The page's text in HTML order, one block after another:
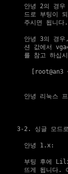
안녕 2의 경우
드로 부팅이
    주시면 됩니다.
안녕 3의 경
션 값에서
를 참고 하십
[root@an3
안녕 리눅스
3-2. 싱글 모드
    안녕 1.x:
부팅 후에
뜨게 됩니다.